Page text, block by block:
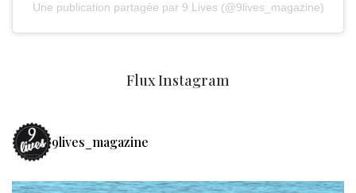
Une publication partagée par 9 Lives (@9lives_magazine)
Flux Instagram
9lives_magazine